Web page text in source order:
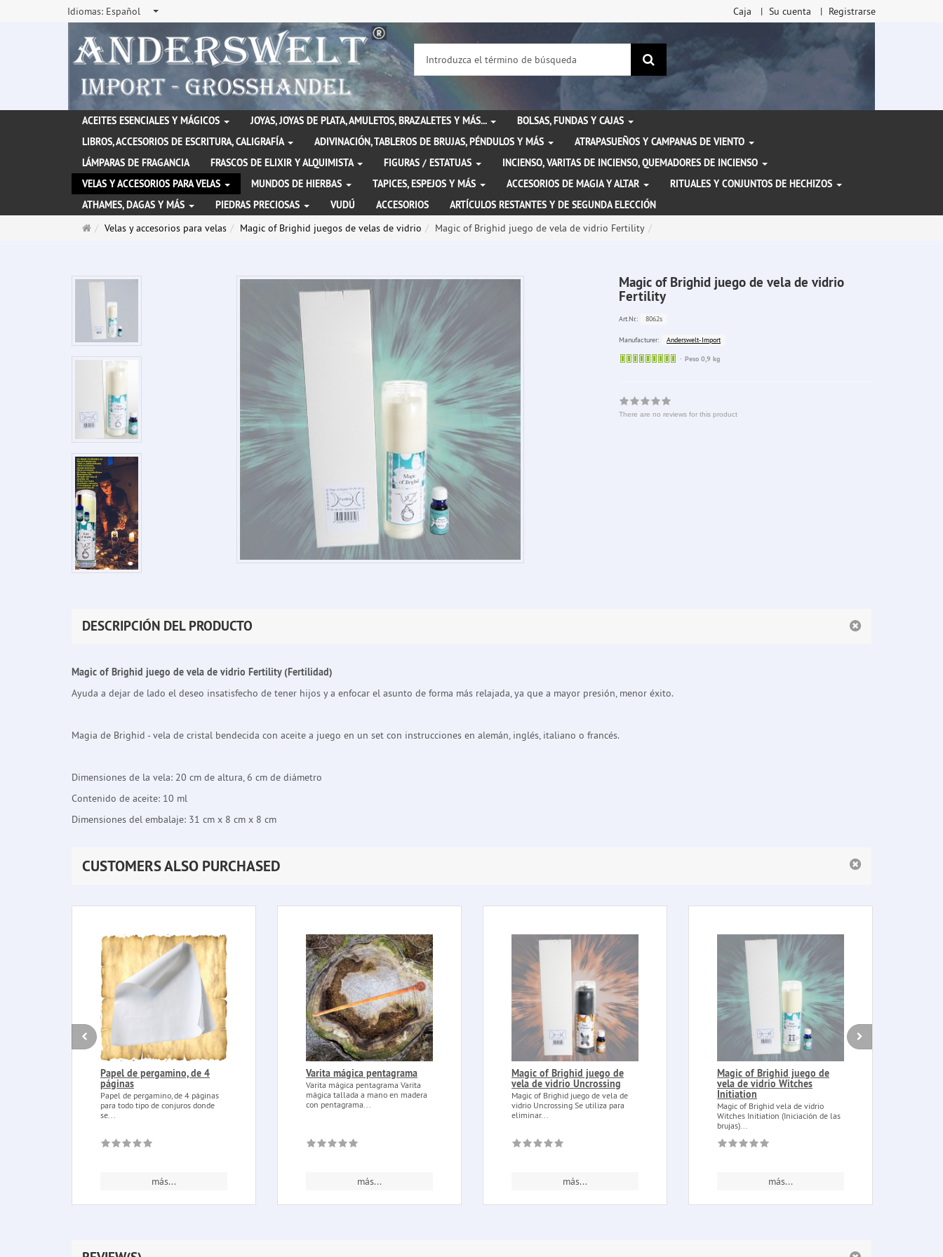
Idiomas: Español Caja Su cuenta Registrarse
Buscar
ACEITES ESENCIALES Y MÁGICOS JOYAS, JOYAS DE PLATA, AMULETOS, BRAZALETES Y MÁS...
BOLSAS, FUNDAS Y CAJAS
LIBROS, ACCESORIOS DE ESCRITURA, CALIGRAFÍA
ADIVINACIÓN, TABLEROS DE BRUJAS, PÉNDULOS Y MÁS
ATRAPASUEÑOS Y CAMPANAS DE VIENTO
LÁMPARAS DE FRAGANCIA
FRASCOS DE ELIXIR Y ALQUIMISTA FIGURAS / ESTATUAS
INCIENSO, VARITAS DE INCIENSO, QUEMADORES DE INCIENSO
VELAS Y ACCESORIOS PARA VELAS
MUNDOS DE HIERBAS TAPICES, ESPEJOS Y MÁS ACCESORIOS DE MAGIA Y ALTAR
RITUALES Y CONJUNTOS DE HECHIZOS
ATHAMES, DAGAS Y MÁS
PIEDRAS PRECIOSAS VUDÚ ACCESORIOS
ARTÍCULOS RESTANTES Y DE SEGUNDA ELECCIÓN
PáginaVelas y accesorios para velas Magic of Brighid juegos de velas de vidrio Magic of Brighid juego de vela de vidrio Fertility
Magic of Brighid juego de vela de vidrio
Fertility
Art.Nr.: 8062s
Manufacturer:
Anderswelt-Import
Sofort
Peso 0,9 kg
There are no reviews for this product
DESCRIPCIÓN DEL PRODUCTO
Magic of Brighid juego de vela de vidrio Fertility (Fertilidad)
Ayuda a dejar de lado el deseo insatisfecho de tener hijos y a enfocar el asunto de forma más relajada, ya que a mayor presión, menor éxito.
Magia de Brighid - vela de cristal bendecida con aceite a juego en un set con instrucciones en alemán, inglés, italiano o francés.
Dimensiones de la vela: 20 cm de altura, 6 cm de diámetro
Contenido de aceite: 10 ml
Dimensiones del embalaje: 31 cm x 8 cm x 8 cm
CUSTOMERS ALSO PURCHASED
Papel de pergamino, de 4
páginas
Papel de pergamino, de 4 páginas
para todo tipo de conjuros donde
se...
más...
Varita mágica pentagrama
Varita mágica pentagrama Varita
mágica tallada a mano en madera
con pentagrama...
más...
Magic of Brighid juego de
vela de vidrio Uncrossing
Magic of Brighid juego de vela de
vidrio Uncrossing Se utiliza para
eliminar...
más...
Magic of Brighid juego de
vela de vidrio Witches
Initiation
Magic of Brighid vela de vidrio
Witches Initiation (Iniciación de las
brujas)...
más...